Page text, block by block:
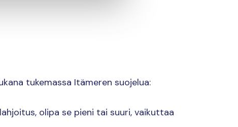
tukemassa Itämeren suojelua:
olipa se pieni tai suuri, vaikuttaa